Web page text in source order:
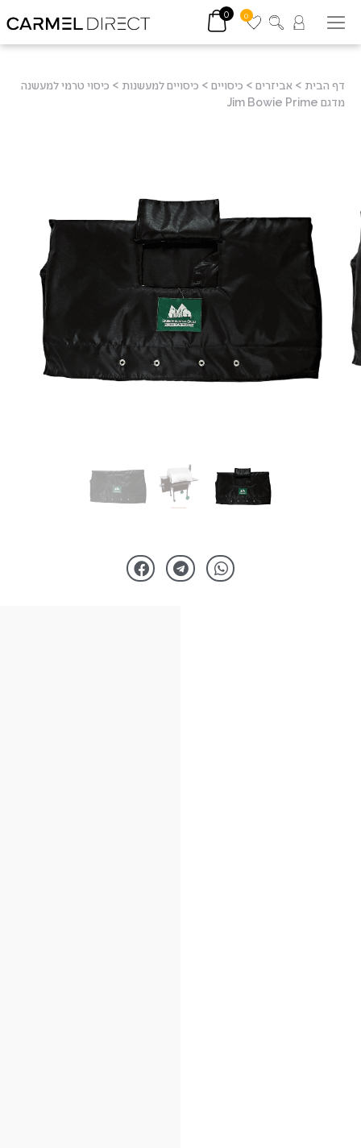
0
0
דף הבית > אביזרים > כיסויים > כיסויים למעשנות > כיסוי טרמי למעשנה
מדגם Jim Bowie Prime